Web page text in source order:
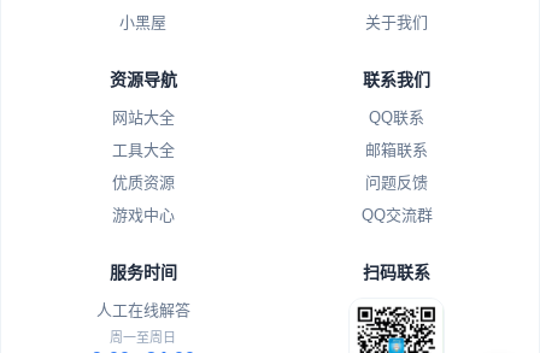
小黑屋
关于我们
资源导航
网站大全
工具大全
优质资源
游戏中心
联系我们
QQ联系
邮箱联系
问题反馈
QQ交流群
服务时间
人工在线解答
周一至周日
扫码联系